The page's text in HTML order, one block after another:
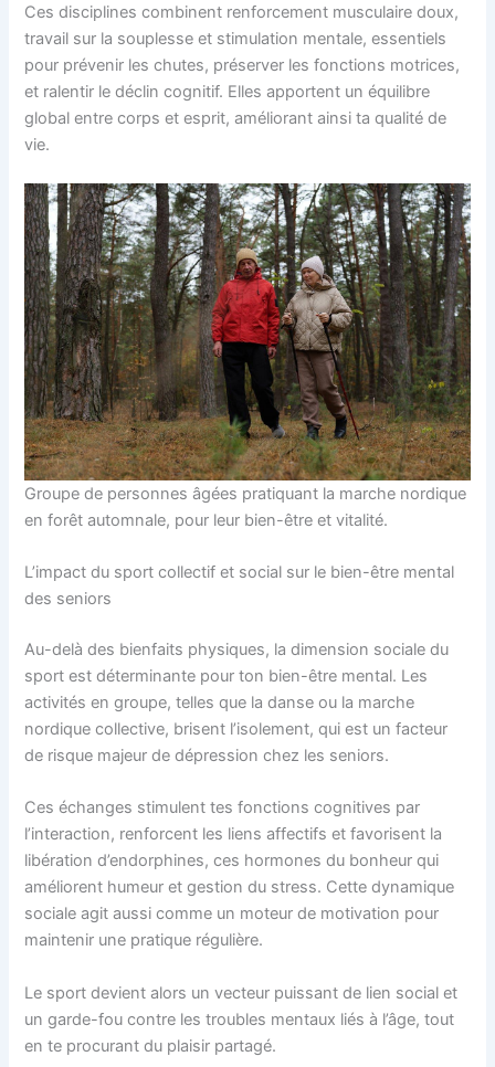
Ces disciplines combinent renforcement musculaire doux,
travail sur la souplesse et stimulation mentale, essentiels
pour prévenir les chutes, préserver les fonctions motrices,
et ralentir le déclin cognitif. Elles apportent un équilibre
global entre corps et esprit, améliorant ainsi ta qualité de
vie.
Groupe de personnes âgées pratiquant la marche nordique
en forêt automnale, pour leur bien-être et vitalité.
L’impact du sport collectif et social sur le bien-être mental
des seniors
Au-delà des bienfaits physiques, la dimension sociale du
sport est déterminante pour ton bien-être mental. Les
activités en groupe, telles que la danse ou la marche
nordique collective, brisent l’isolement, qui est un facteur
de risque majeur de dépression chez les seniors.
Ces échanges stimulent tes fonctions cognitives par
l’interaction, renforcent les liens affectifs et favorisent la
libération d’endorphines, ces hormones du bonheur qui
améliorent humeur et gestion du stress. Cette dynamique
sociale agit aussi comme un moteur de motivation pour
maintenir une pratique régulière.
Le sport devient alors un vecteur puissant de lien social et
un garde-fou contre les troubles mentaux liés à l’âge, tout
en te procurant du plaisir partagé.